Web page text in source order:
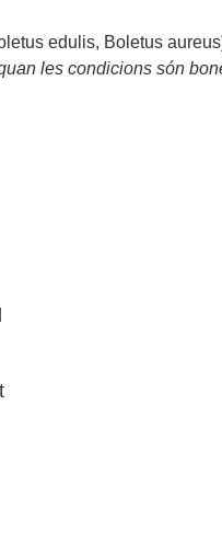
edulis, Boletus
les condicions són